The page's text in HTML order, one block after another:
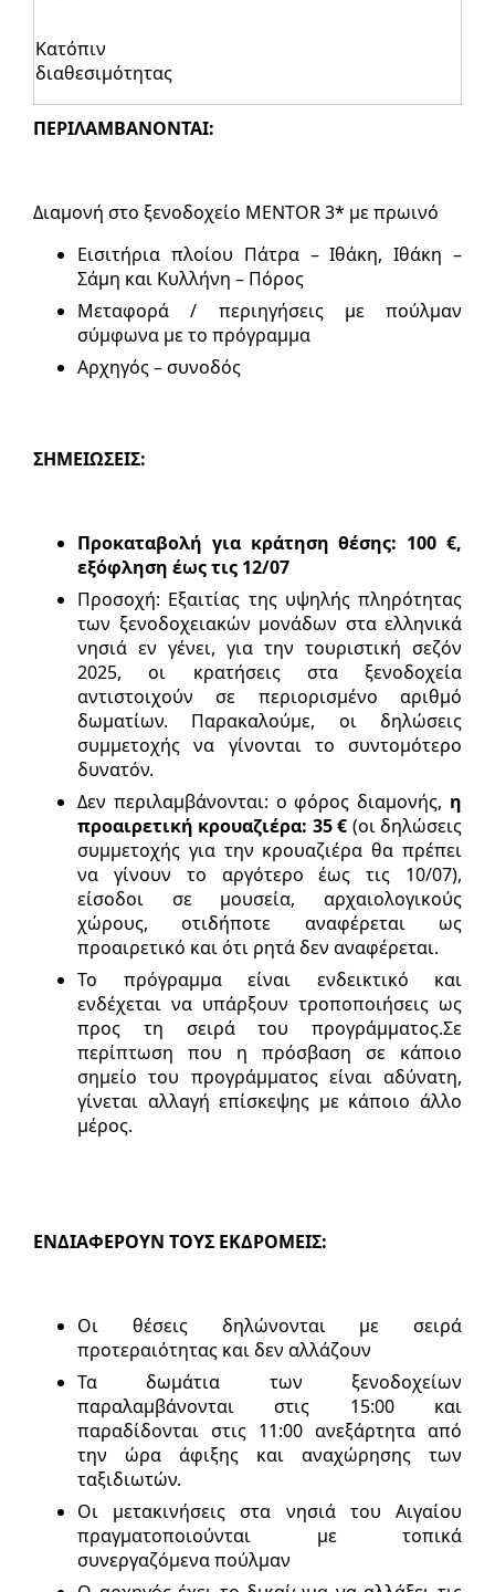
Κατόπιν
διαθεσιμότητας
ΠΕΡΙΛΑΜΒΑΝΟΝΤΑΙ:
Διαμονή στο ξενοδοχείο MΕΝΤΟR 3* με πρωινό
Εισιτήρια πλοίου Πάτρα – Ιθάκη, Ιθάκη –
Σάμη και Κυλλήνη – Πόρος
Μεταφορά / περιηγήσεις με πούλμαν
σύμφωνα με το πρόγραμμα
Αρχηγός – συνοδός
ΣΗΜΕΙΩΣΕΙΣ:
Προκαταβολή για κράτηση θέσης: 100 €,
εξόφληση έως τις 12/07
Προσοχή: Εξαιτίας της υψηλής πληρότητας
των ξενοδοχειακών μονάδων στα ελληνικά
νησιά εν γένει, για την τουριστική σεζόν
2025, οι κρατήσεις στα ξενοδοχεία
αντιστοιχούν σε περιορισμένο αριθμό
δωματίων. Παρακαλούμε, οι δηλώσεις
συμμετοχής να γίνονται το συντομότερο
δυνατόν.
Δεν περιλαμβάνονται: o φόρος διαμονής, η
προαιρετική κρουαζιέρα: 35 € (οι δηλώσεις
συμμετοχής για την κρουαζιέρα θα πρέπει
να γίνουν το αργότερο έως τις 10/07),
είσοδοι σε μουσεία, αρχαιολογικούς
χώρους, οτιδήποτε αναφέρεται ως
προαιρετικό και ότι ρητά δεν αναφέρεται.
Το πρόγραμμα είναι ενδεικτικό και
ενδέχεται να υπάρξουν τροποποιήσεις ως
προς τη σειρά του προγράμματος.Σε
περίπτωση που η πρόσβαση σε κάποιο
σημείο του προγράμματος είναι αδύνατη,
γίνεται αλλαγή επίσκεψης με κάποιο άλλο
μέρος.
ΕΝΔΙΑΦΕΡΟΥΝ ΤΟΥΣ ΕΚΔΡΟΜΕΙΣ:
Οι θέσεις δηλώνονται με σειρά
προτεραιότητας και δεν αλλάζουν
Τα δωμάτια των ξενοδοχείων
παραλαμβάνονται στις 15:00 και
παραδίδονται στις 11:00 ανεξάρτητα από
την ώρα άφιξης και αναχώρησης των
ταξιδιωτών.
Οι μετακινήσεις στα νησιά του Αιγαίου
πραγματοποιούνται με τοπικά
συνεργαζόμενα πούλμαν